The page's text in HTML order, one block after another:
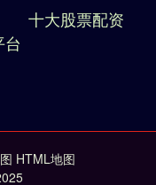
十大股票配资
HTML地图